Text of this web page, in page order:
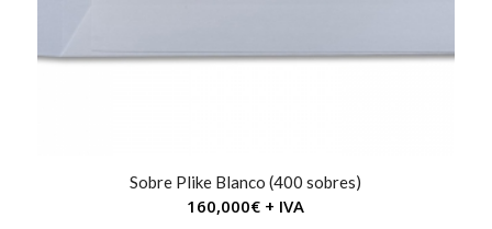
Sobre Plike Blanco (400 sobres)
160,000€ + IVA